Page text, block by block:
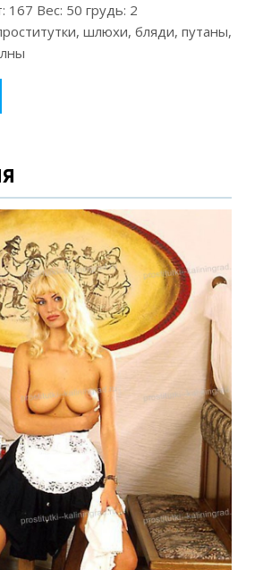
167 Вес: 50 грудь: 2
шлюхи, бляди, путаны,